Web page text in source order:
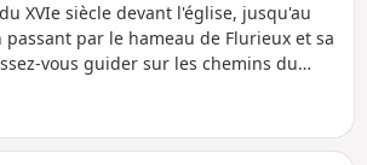
XVIe siècle devant l'église, jusqu'au
passant par le hameau de Flurieux et sa
vous guider sur les chemins du